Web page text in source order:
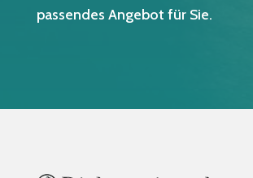
passendes Angebot für Sie.